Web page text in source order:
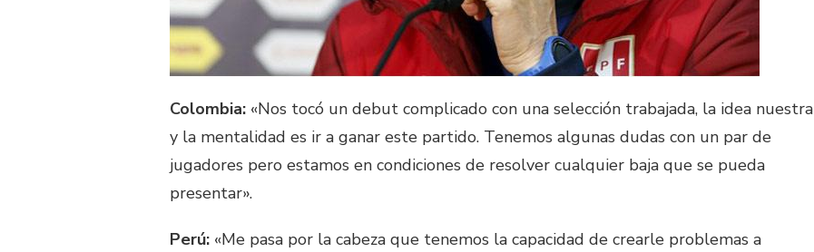
Colombia: «Nos tocó un debut complicado con una selección trabajada, la idea nuestra
y la mentalidad es ir a ganar este partido. Tenemos algunas dudas con un par de
jugadores pero estamos en condiciones de resolver cualquier baja que se pueda
presentar».
Perú: «Me pasa por la cabeza que tenemos la capacidad de crearle problemas a